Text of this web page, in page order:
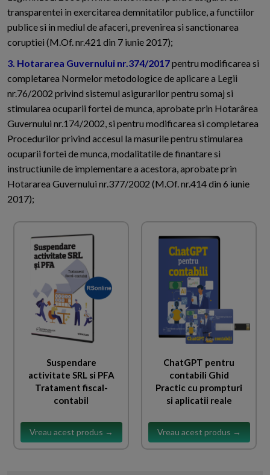
transparentei in exercitarea demnitatilor publice, a functiilor
publice si in mediul de afaceri, prevenirea si sanctionarea
coruptiei (M.Of. nr.421 din 7 iunie 2017);
3. Hotararea Guvernului nr.374/2017pentru modificarea si
completarea Normelor metodologice de aplicare a Legii
nr.76/2002 privind sistemul asigurarilor pentru somaj si
stimularea ocuparii fortei de munca, aprobate prin Hotarârea
Guvernului nr.174/2002, si pentru modificarea si completarea
Procedurilor privind accesul la masurile pentru stimularea
ocuparii fortei de munca, modalitatile de finantare si
instructiunile de implementare a acestora, aprobate prin
Hotararea Guvernului nr.377/2002 (M.Of. nr.414 din 6 iunie
2017);
Suspendare
activitate SRL si PFA
Tratament fiscal-
contabil
Vreau acest produs →
ChatGPT pentru
contabili Ghid
Practic cu prompturi
si aplicatii reale
Vreau acest produs →